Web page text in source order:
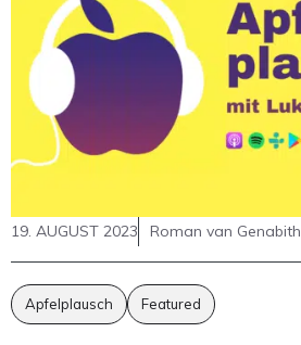
19. AUGUST 2023 Roman van Genabith
Apfelplausch Featured